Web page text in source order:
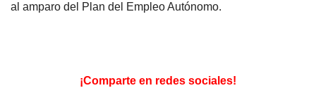
al amparo del Plan del Empleo Autónomo.
¡Comparte en redes sociales!